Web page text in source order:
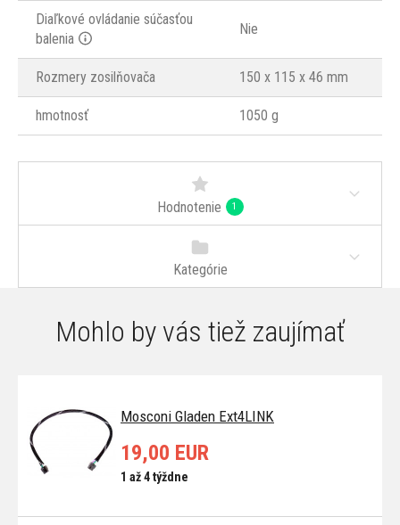
Diaľkové ovládanie súčasťou
balenia
Nie
Rozmery zosilňovača 150 x 115 x 46 mm
hmotnosť 1050 g
Hodnotenie 1
Kategórie
Mohlo by vás tiež zaujímať
Mosconi Gladen Ext4LINK
19,00 EUR
1 až 4 týždne